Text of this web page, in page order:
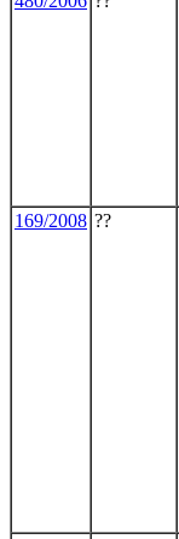
169/2008 ??